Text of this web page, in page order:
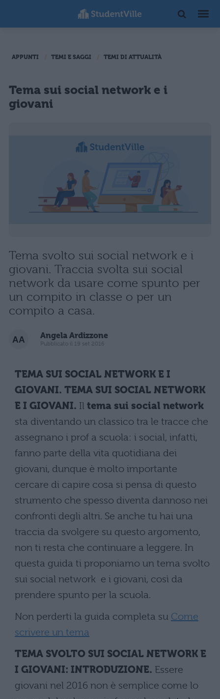
APPUNTI TEMI E SAGGI TEMI DI ATTUALITÀ
Tema sui social network e i
giovani
Tema svolto sui social network e i
giovani. Traccia svolta sui social
network da usare come spunto per
un compito in classe o per un
compito a casa.
Angela Ardizzone
Pubblicato il 19 set 2016
TEMA SUI SOCIAL NETWORK E I
GIOVANI. TEMA SUI SOCIAL NETWORK
E I GIOVANI. Il tema sui social network
sta diventando un classico tra le tracce che
assegnano i prof a scuola: i social, infatti,
fanno parte della vita quotidiana dei
giovani, dunque è molto importante
cercare di capire cosa si pensa di questo
strumento che spesso diventa dannoso nei
confronti degli altri. Se anche tu hai una
traccia da svolgere su questo argomento,
non ti resta che continuare a leggere. In
questa guida ti proponiamo un tema svolto
sui social network e i giovani, così da
prendere spunto per la scuola.
Non perderti la guida completa su Come
scrivere un tema
TEMA SVOLTO SUI SOCIAL NETWORK E
I GIOVANI: INTRODUZIONE. Essere
giovani nel 2016 non è semplice come lo